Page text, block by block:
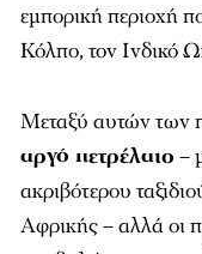
εμπορική περιοχή
Κόλπο, τον Ινδικό
Μεταξύ αυτών των
αργό πετρέλαιο –
ακριβότερου
Αφρικής – αλλά οι